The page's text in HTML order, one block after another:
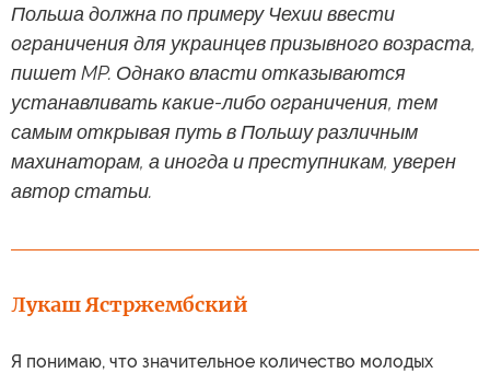
Польша должна по примеру Чехии ввести
ограничения для украинцев призывного возраста,
пишет MP. Однако власти отказываются
устанавливать какие-либо ограничения, тем
самым открывая путь в Польшу различным
махинаторам, а иногда и преступникам, уверен
автор статьи.
Лукаш Ястржембский
Я понимаю, что значительное количество молодых